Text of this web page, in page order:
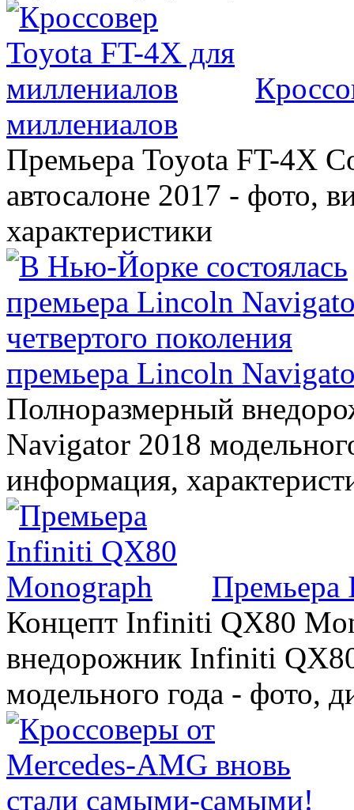
миллениалов
Премьера Toyota FT-4X
автосалоне 2017 - фото,
характеристики
премьера Lincoln
Полноразмерный
Navigator 2018
информация,
Премьера
Концепт Infiniti QX80
внедорожник Infiniti
модельного года - фото,